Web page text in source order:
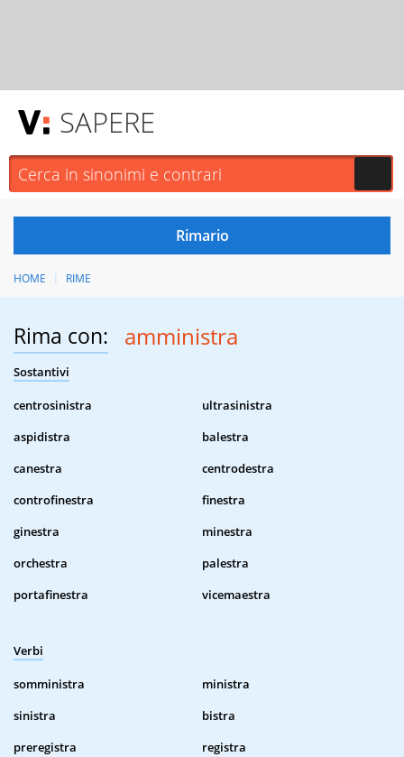
SAPERE
HOME RIME
Rima con: amministra
Sostantivi
centrosinistra
ultrasinistra
aspidistra
balestra
canestra
centrodestra
controfinestra
finestra
ginestra
minestra
orchestra
palestra
portafinestra
vicemaestra
Verbi
somministra
ministra
sinistra
bistra
preregistra
registra